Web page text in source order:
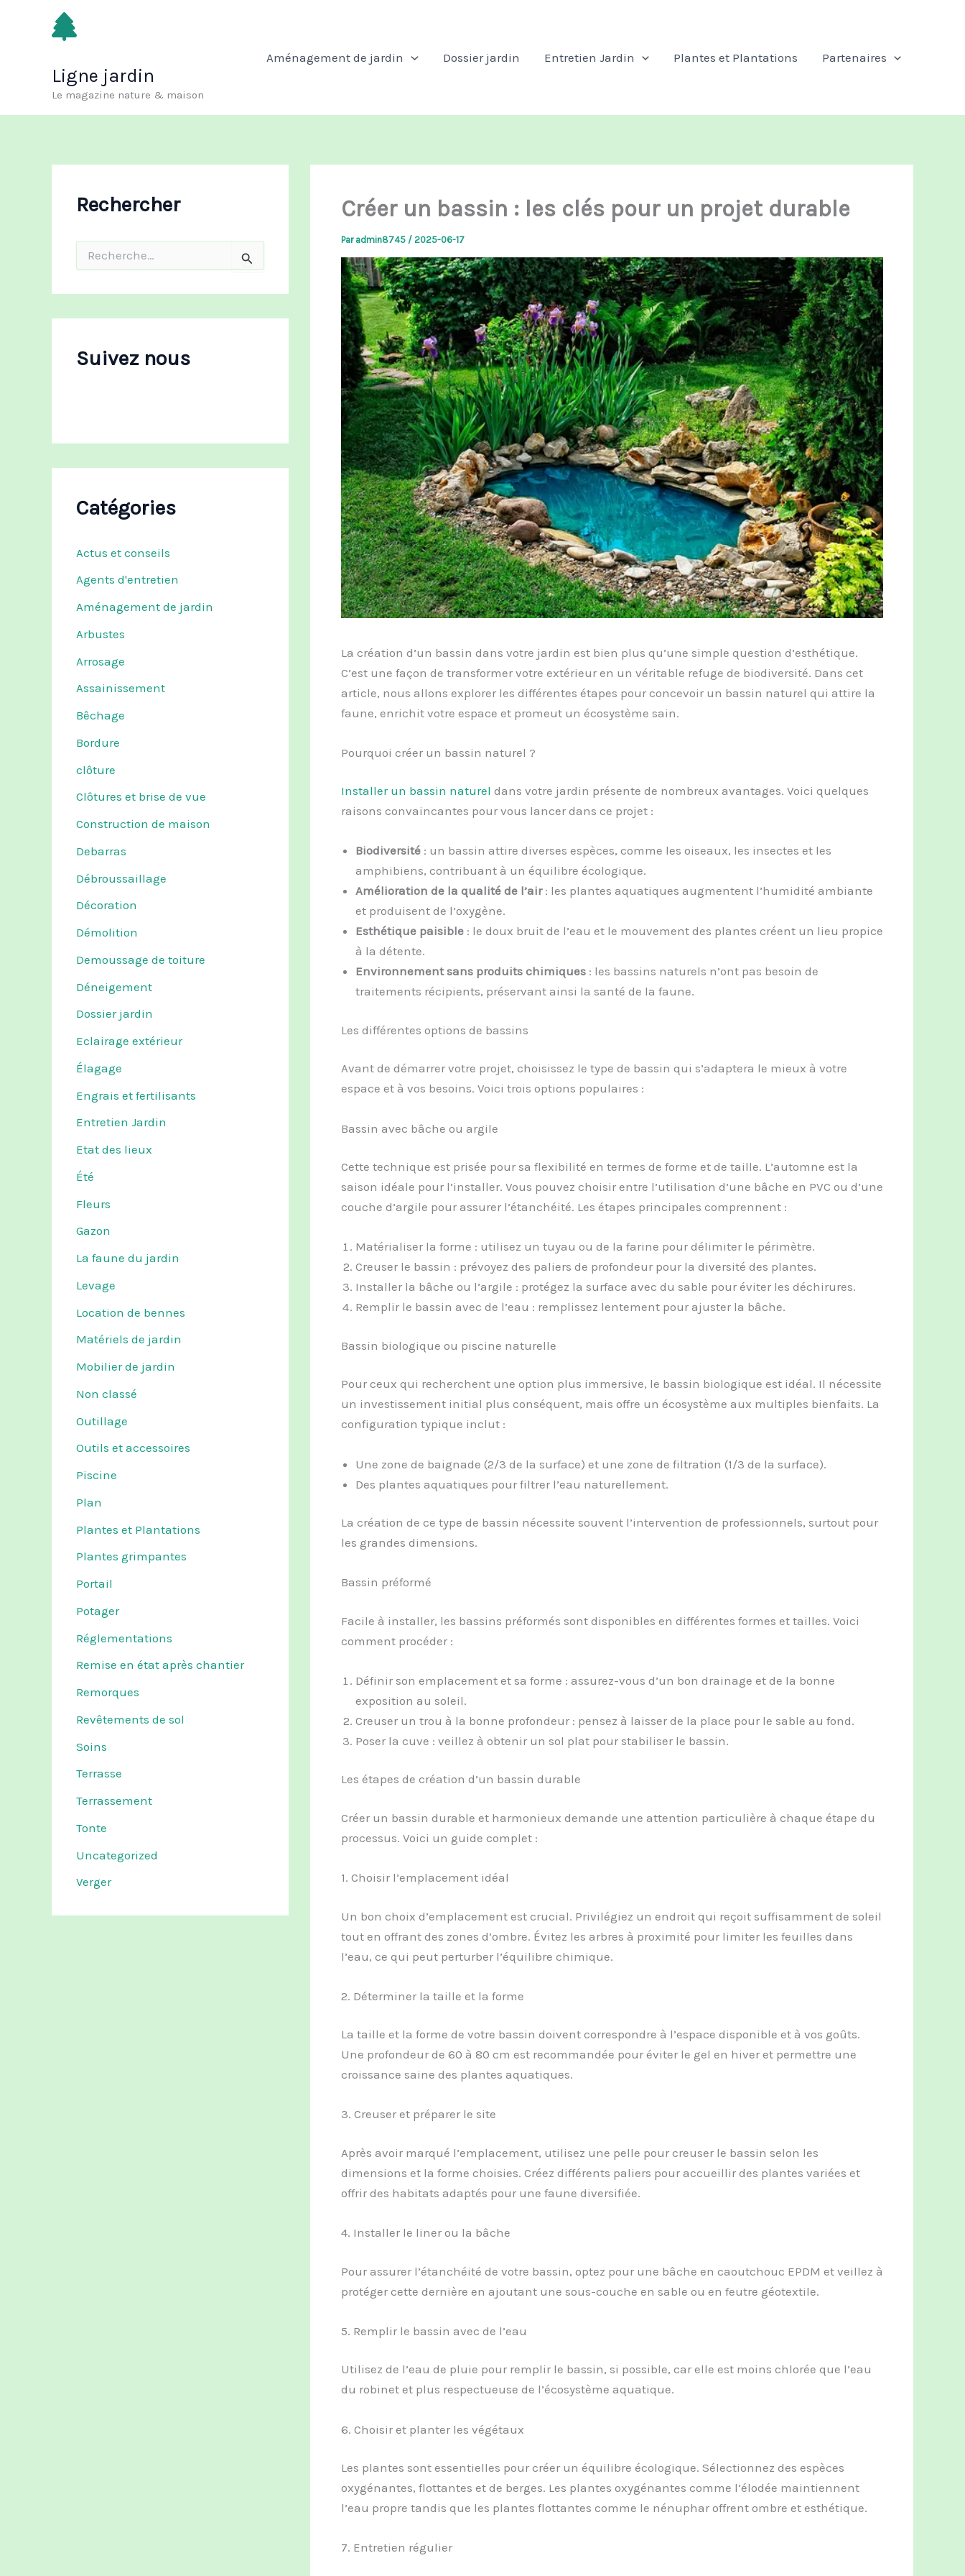
Ligne jardin
Le magazine nature & maison
Aménagement de jardin Dossier jardin Entretien Jardin Plantes et Plantations Partenaires
Rechercher
r
eSuivez nous
Catégories
Actus et conseils
Agents d'entretien
Aménagement de jardin
Arbustes
Arrosage
Assainissement
Bêchage
Bordure
clôture
Clôtures et brise de vue
Construction de maison
Debarras
Débroussaillage
Décoration
Démolition
Demoussage de toiture
Déneigement
Dossier jardin
Eclairage extérieur
Élagage
Engrais et fertilisants
Entretien Jardin
Etat des lieux
Été
Fleurs
Gazon
La faune du jardin
Levage
Location de bennes
Matériels de jardin
Mobilier de jardin
Non classé
Outillage
Outils et accessoires
Piscine
Plan
Plantes et Plantations
Plantes grimpantes
Portail
Potager
Réglementations
Remise en état après chantier
Remorques
Revêtements de sol
Soins
Terrasse
Terrassement
Tonte
Uncategorized
Verger
Créer un bassin : les clés pour un projet durable
Par admin8745 / 2025-06-17
La création d’un bassin dans votre jardin est bien plus qu’une simple question d’esthétique.
C’est une façon de transformer votre extérieur en un véritable refuge de biodiversité. Dans cet
article, nous allons explorer les différentes étapes pour concevoir un bassin naturel qui attire la
faune, enrichit votre espace et promeut un écosystème sain.
Pourquoi créer un bassin naturel ?
Installer un bassin naturel dans votre jardin présente de nombreux avantages. Voici quelques
raisons convaincantes pour vous lancer dans ce projet :
Biodiversité: un bassin attire diverses espèces, comme les oiseaux, les insectes et les
amphibiens, contribuant à un équilibre écologique.
Amélioration de la qualité de l’air: les plantes aquatiques augmentent l’humidité ambiante
et produisent de l’oxygène.
Esthétique paisible: le doux bruit de l’eau et le mouvement des plantes créent un lieu propice
à la détente.
Environnement sans produits chimiques: les bassins naturels n’ont pas besoin de
traitements récipients, préservant ainsi la santé de la faune.
Les différentes options de bassins
Avant de démarrer votre projet, choisissez le type de bassin qui s’adaptera le mieux à votre
espace et à vos besoins. Voici trois options populaires :
Bassin avec bâche ou argile
Cette technique est prisée pour sa flexibilité en termes de forme et de taille. L’automne est la
saison idéale pour l’installer. Vous pouvez choisir entre l’utilisation d’une bâche en PVC ou d’une
couche d’argile pour assurer l’étanchéité. Les étapes principales comprennent :
Matérialiser la forme : utilisez un tuyau ou de la farine pour délimiter le périmètre.
Creuser le bassin : prévoyez des paliers de profondeur pour la diversité des plantes.
Installer la bâche ou l’argile : protégez la surface avec du sable pour éviter les déchirures.
Remplir le bassin avec de l’eau : remplissez lentement pour ajuster la bâche.
Bassin biologique ou piscine naturelle
Pour ceux qui recherchent une option plus immersive, le bassin biologique est idéal. Il nécessite
un investissement initial plus conséquent, mais offre un écosystème aux multiples bienfaits. La
configuration typique inclut :
Une zone de baignade (2/3 de la surface) et une zone de filtration (1/3 de la surface).
Des plantes aquatiques pour filtrer l’eau naturellement.
La création de ce type de bassin nécessite souvent l’intervention de professionnels, surtout pour
les grandes dimensions.
Bassin préformé
Facile à installer, les bassins préformés sont disponibles en différentes formes et tailles. Voici
comment procéder :
Définir son emplacement et sa forme : assurez-vous d’un bon drainage et de la bonne
exposition au soleil.
Creuser un trou à la bonne profondeur : pensez à laisser de la place pour le sable au fond.
Poser la cuve : veillez à obtenir un sol plat pour stabiliser le bassin.
Les étapes de création d’un bassin durable
Créer un bassin durable et harmonieux demande une attention particulière à chaque étape du
processus. Voici un guide complet :
1. Choisir l’emplacement idéal
Un bon choix d’emplacement est crucial. Privilégiez un endroit qui reçoit suffisamment de soleil
tout en offrant des zones d’ombre. Évitez les arbres à proximité pour limiter les feuilles dans
l’eau, ce qui peut perturber l’équilibre chimique.
2. Déterminer la taille et la forme
La taille et la forme de votre bassin doivent correspondre à l’espace disponible et à vos goûts.
Une profondeur de 60 à 80 cm est recommandée pour éviter le gel en hiver et permettre une
croissance saine des plantes aquatiques.
3. Creuser et préparer le site
Après avoir marqué l’emplacement, utilisez une pelle pour creuser le bassin selon les
dimensions et la forme choisies. Créez différents paliers pour accueillir des plantes variées et
offrir des habitats adaptés pour une faune diversifiée.
4. Installer le liner ou la bâche
Pour assurer l’étanchéité de votre bassin, optez pour une bâche en caoutchouc EPDM et veillez à
protéger cette dernière en ajoutant une sous-couche en sable ou en feutre géotextile.
5. Remplir le bassin avec de l’eau
Utilisez de l’eau de pluie pour remplir le bassin, si possible, car elle est moins chlorée que l’eau
du robinet et plus respectueuse de l’écosystème aquatique.
6. Choisir et planter les végétaux
Les plantes sont essentielles pour créer un équilibre écologique. Sélectionnez des espèces
oxygénantes, flottantes et de berges. Les plantes oxygénantes comme l’élodée maintiennent
l’eau propre tandis que les plantes flottantes comme le nénuphar offrent ombre et esthétique.
7. Entretien régulier